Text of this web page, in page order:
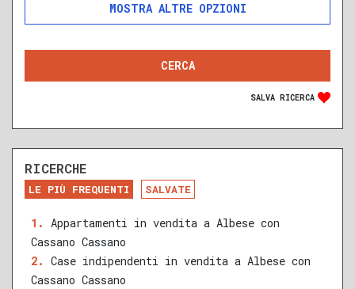
ALTRE OPZIONI
SOLO ANNUNCI IN ASTA
DA RISTRUTTURARE
NUOVA COSTRUZIONE
RECENTE
RISTRUTTURATO
QUALSIASI SUPERFICIE
SALVA RICERCA
RICERCHE
LE PIÙ FREQUENTI SALVATE
Appartamenti in vendita a Albese con
Cassano Cassano
Case indipendenti in vendita a Albese con
Cassano Cassano